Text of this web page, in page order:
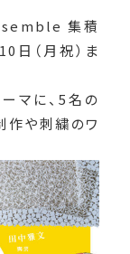
集積
日（月祝）ま
マに、5名の
作や刺繍のワ